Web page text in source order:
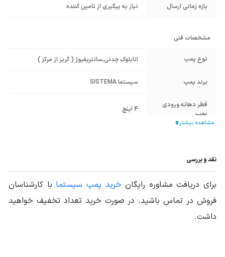
بازه زمانی ارسال نیاز به پیگیری از تامین کننده
مشخصات فنی
نوع پمپ اتابلوک چدنی,سانتریفیوژ ( گریز از مرکز )
برند پمپ سیستما SISTEMA
قطر دهانه ورودی
پمپ
4 اینچ
جنس پروانه چدن Cast Iron
نوع پروانه
نقد و بررسی
برای دریافت مشاوره رایگان خرید پمپ سیستما با کارشناسان
فروش در تماس باشید. در صورت خرید تعداد تخفیف خواهید
داشت.